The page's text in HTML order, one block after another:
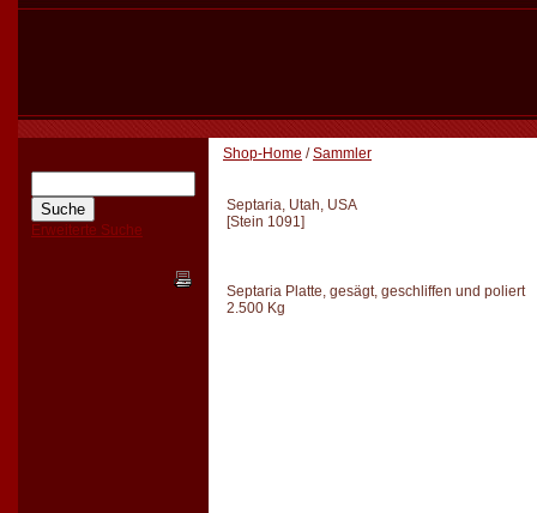
Erweiterte Suche
Shop-Home /Sammler
Septaria, Utah, USA
[Stein 1091]
Septaria Platte, gesägt, geschliffen und poliert
2.500 Kg